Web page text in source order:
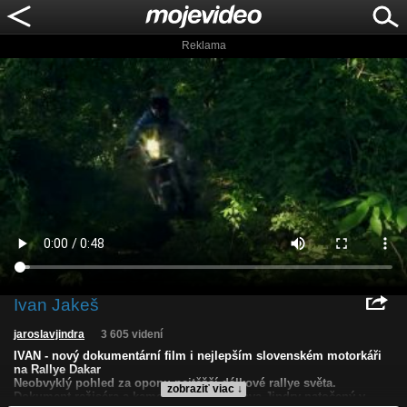
Reklama
Ivan Jakeš
zobraziť viac ↓
jaroslavjindra 3 605 videní
IVAN - nový dokumentární film i nejlepším slovenském motorkáři
na Rallye Dakar
Neobvyklý pohled za oponu nejtěžší dálkové rallye světa.
Dokument režiséra a kameramana Jaroslava Jindry natočený v